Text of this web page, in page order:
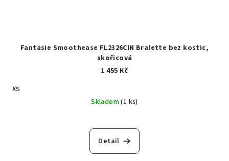
Fantasie Smoothease FL2326CIN Bralette bez kostic,
skořicová
1 455 Kč
XS
Skladem(1 ks)
Detail